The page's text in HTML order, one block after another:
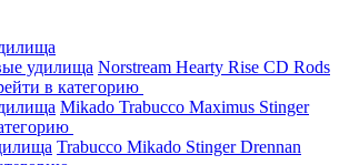
удилища Norstream Hearty Rise CD Rods
в категорию
Mikado Trabucco Maximus Stinger
Trabucco Mikado StingerDrennan